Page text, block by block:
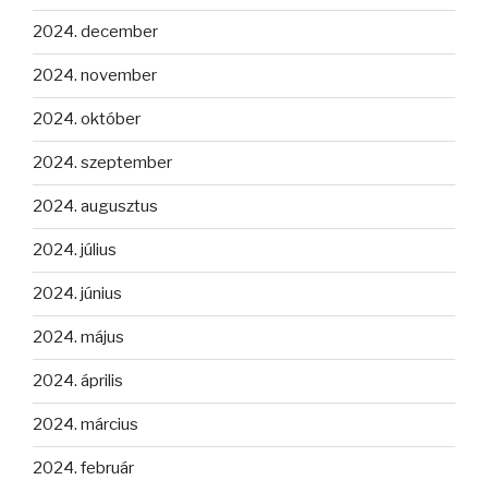
2024. december
2024. november
2024. október
2024. szeptember
2024. augusztus
2024. július
2024. június
2024. május
2024. április
2024. március
2024. február